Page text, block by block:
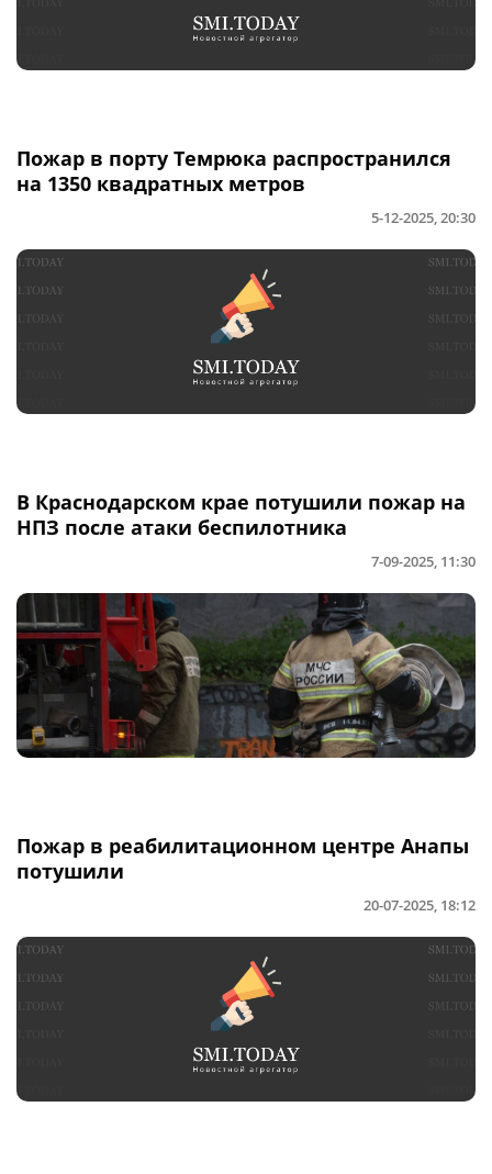
Пожар в порту Темрюка распространился
на 1350 квадратных метров
5-12-2025, 20:30
В Краснодарском крае потушили пожар на
НПЗ после атаки беспилотника
7-09-2025, 11:30
Пожар в реабилитационном центре Анапы
потушили
20-07-2025, 18:12